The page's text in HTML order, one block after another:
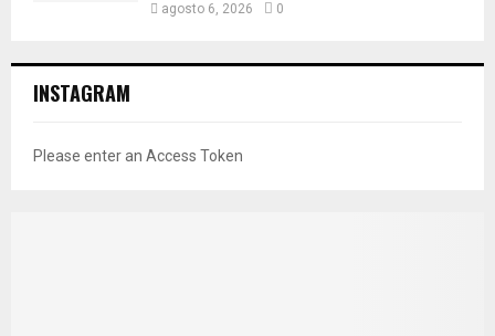
agosto 6, 2026 0
INSTAGRAM
Please enter an Access Token